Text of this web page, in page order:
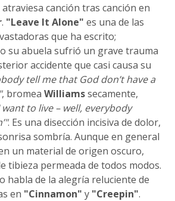
canción tras canción en
. "Leave It Alone" es una de las
que ha escrito;
su abuela sufrió un grave trauma
accidente que casi causa su
tell me that God don’t have a
, bromeaWilliamssecamente,
to live – well, everybody
. Es una disección incisiva de dolor,
sombría. Aunque en general
un material de origen oscuro,
tibieza permeada de todos modos.
habla de la alegría reluciente de
en "Cinnamon" y "Creepin".